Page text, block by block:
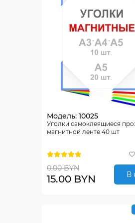
Модель: 10025
Уголки самоклеящиеся
магнитной ленте 40 шт
0.00 BYN
15.00 BYN В